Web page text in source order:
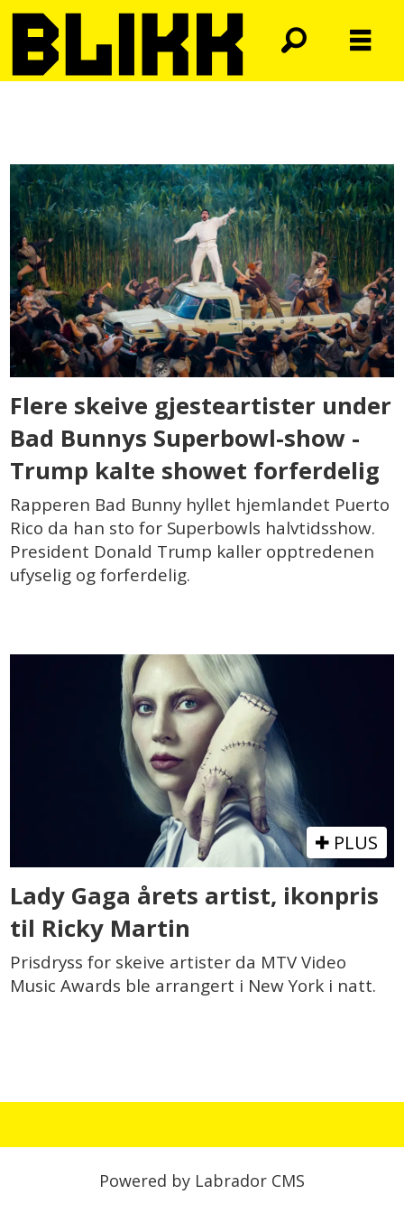
ricky
martin
Flere skeive gjesteartister under
Bad Bunnys Superbowl-show -
Trump kalte showet forferdelig
Rapperen Bad Bunny hyllet hjemlandet Puerto
Rico da han sto for Superbowls halvtidsshow.
President Donald Trump kaller opptredenen
ufyselig og forferdelig.
PLUS
Lady Gaga årets artist, ikonpris
til Ricky Martin
Prisdryss for skeive artister da MTV Video
Music Awards ble arrangert i New York i natt.
Powered by Labrador CMS